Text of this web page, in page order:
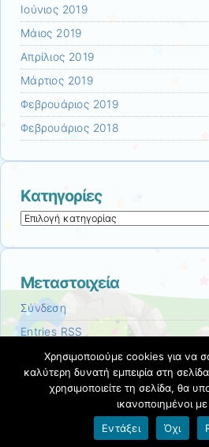
Ιούνιος 2019
Μάιος 2019
Απρίλιος 2019
Μάρτιος 2019
Φεβρουάριος 2019
Φεβρουάριος 2018
Kατηγορίες
Kατηγορίες
Μεταστοιχεία
Σύνδεση
Entries RSS
CommentsRSS
Εκπαιδευτικές Κοινότητες &
Όροι χρήσης blogs.sch.gr|
Χρησιμοποιούμε cookies για να
καλύτερη δυνατή εμπειρία στη
χρησιμοποιείτε τη σελίδα, θα
ικανοποιημένοι
Εντάξει
Όχι